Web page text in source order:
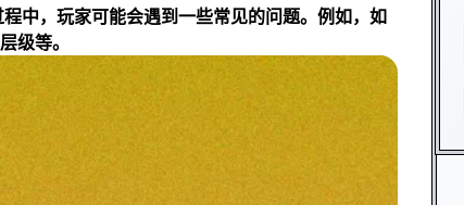
中，玩家可能会遇到一些常见的问题。例如，如
级等。